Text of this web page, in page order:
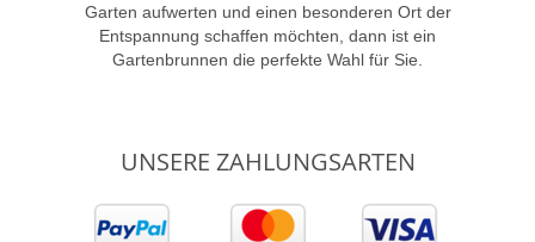
Garten aufwerten und einen besonderen Ort der
Entspannung schaffen möchten, dann ist ein
Gartenbrunnen die perfekte Wahl für Sie.
UNSERE ZAHLUNGSARTEN